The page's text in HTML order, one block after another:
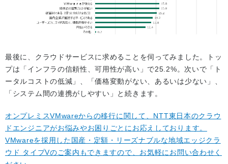
最後に、クラウドサービスに求めることを伺ってみました。トッ
プは「インフラの信頼性、可用性が高い」で25.2%。次いで「ト
ータルコストの低減」、「価格変動がない、あるいは少ない」、
「システム間の連携がしやすい」と続きます。
オンプレミスVMwareからの移行に関して、NTT東日本のクラウ
ドエンジニアがお悩みやお困りごとにお応えしております。
VMwareを採用した国産・定額・リーズナブルな地域エッジクラ
ウド タイプVのご案内もできますので、お気軽にお問い合わせく